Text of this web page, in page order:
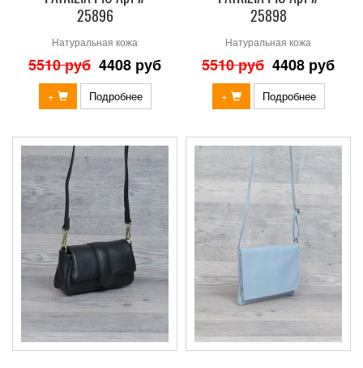
25896
Натуральная кожа
5510 руб 4408 руб
+ Подробнее
25898
Натуральная кожа
5510 руб 4408 руб
+ Подробнее